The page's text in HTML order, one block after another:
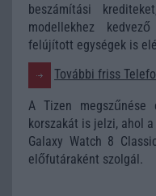
beszámítási
modellekhez
felújított egységek is
További friss
A Tizen megszűnése
korszakát is jelzi, ahol
Galaxy Watch 8
előfutáraként szolgál.